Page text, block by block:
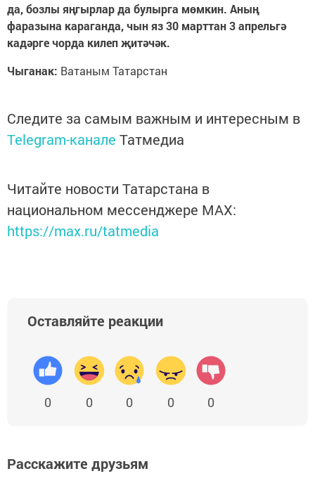
да, бозлы яңгырлар да булырга мөмкин. Аның
фаразына караганда, чын яз 30 марттан 3 апрельгә
кадәрге чорда килеп җитәчәк.
Чыганак: Ватаным Татарстан
Следите за самым важным и интересным в
Telegram-канале Татмедиа
Читайте новости Татарстана в
национальном мессенджере MАХ:
https://max.ru/tatmedia
Оставляйте реакции
0 0 0 0 0
Расскажите друзьям